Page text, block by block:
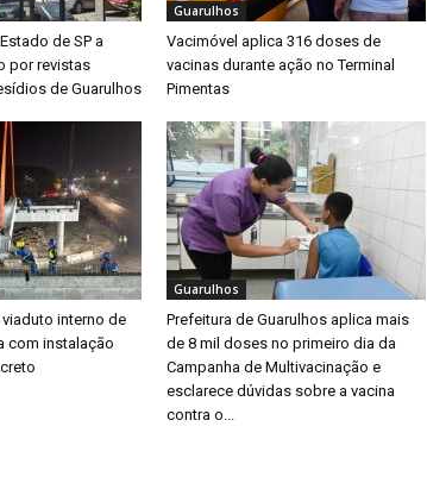
de SP a
por revistas
de Guarulhos
Guarulhos
Vacimóvel aplica 316 doses de
vacinas durante ação no Terminal
Pimentas
interno de
com instalação
Guarulhos
Prefeitura de Guarulhos aplica mais
de 8 mil doses no primeiro dia da
Campanha de Multivacinação e
esclarece dúvidas sobre a vacina
contra o...